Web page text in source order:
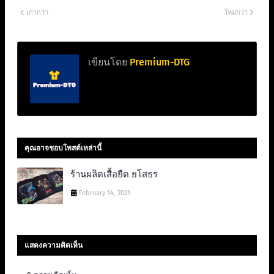
ใหม่กว่า
เก่ากว่า
เขียนโดย Premium-DTG
คุณอาจชอบโพสต์เหล่านี้
ร้านผลิตเสื้อยืด ยโสธร
February 14, 2021
แสดงความคิดเห็น